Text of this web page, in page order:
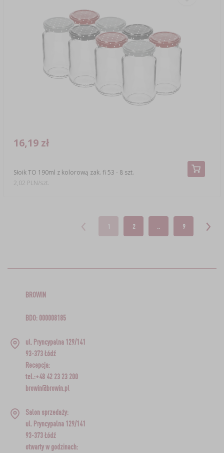
Słoik TO 190ml z kolorową zak. fi 53 - 8 szt.
16,19 zł
2,02 PLN/szt.
1 2 .. 9
BROWIN
BDO: 000008185
ul. Pryncypalna 129/141
93-373 Łódź
Recepcja:
tel.:+48 42 23 23 200
browin@browin.pl
Salon sprzedaży:
ul. Pryncypalna 129/141
93-373 Łódź
otwarty w godzinach: